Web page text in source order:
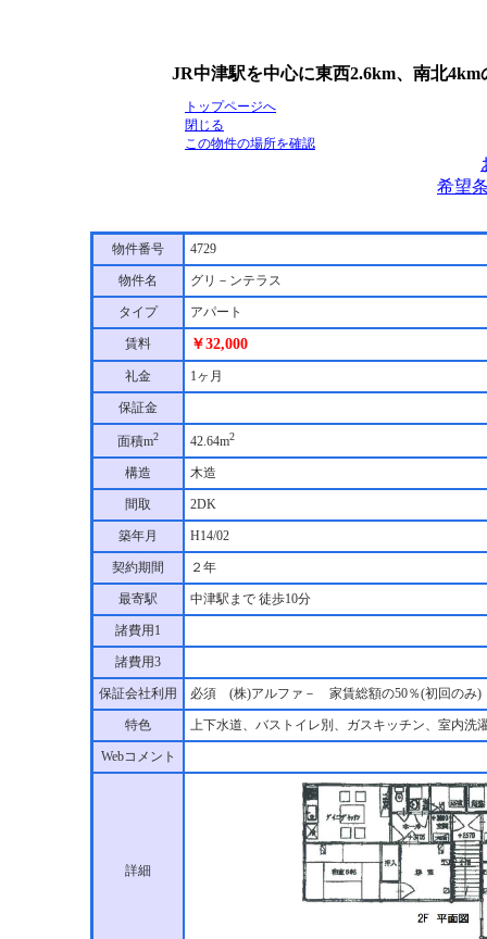
JR中津駅を中心に東西2.6km、南北
トップページへ
閉じる
この物件の場所を確認
希望
物件番号 4729
物件名 グリ－ンテラス
タイプ アパート
賃料 ￥32,000
礼金 1ヶ月
保証金
面積m2 42.64m2
構造 木造
間取 2DK
築年月 H14/02
契約期間 ２年
最寄駅 中津駅まで 徒歩10分
諸費用1
諸費用3
保証会社利用 必須 (株)アルファ－ 家賃総額の50％(初回のみ
特色 上下水道、バストイレ別、ガスキッチン、室内洗
Webコメント
詳細